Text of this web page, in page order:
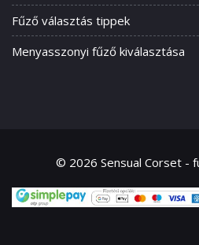
Fűző választás tippek
Menyasszonyi fűző kiválasztása
© 2026 Sensual Corset -